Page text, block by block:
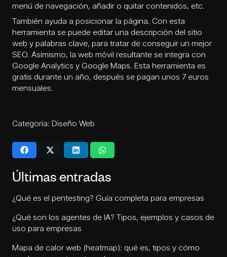
menú de navegación, añadir o quitar contenidos, etc.
También ayuda a posicionar la página. Con esta
herramienta se puede editar una descripción del sitio
web y palabras clave, para tratar de conseguir un mejor
SEO. Asimismo, la web móvil resultante se integra con
Google Analytics y Google Maps. Esta herramienta es
gratis durante un año, después se pagan unos 7 euros
mensuales.
Categoría: Diseño Web
Últimas entradas
¿Qué es el pentesting? Guía completa para empresas
¿Qué son los agentes de IA? Tipos, ejemplos y casos de
uso para empresas
Mapa de calor web (heatmap): qué es, tipos y cómo